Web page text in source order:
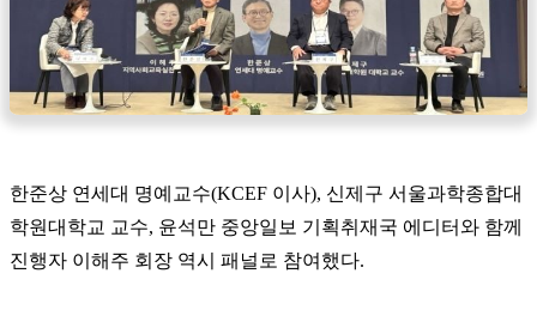
한준상 연세대 명예교수(KCEF 이사), 신제구 서울과학종합대
학원대학교 교수, 윤석만 중앙일보 기획취재국 에디터와 함께
진행자 이해주 회장 역시 패널로 참여했다.